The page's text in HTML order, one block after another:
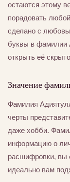
остаются этому
порадовать
сделано с
буквы в фамилии
открыть её
Значение
Фамилия
черты
даже хобби.
информацию о
расшифровки, вы
идеально вам